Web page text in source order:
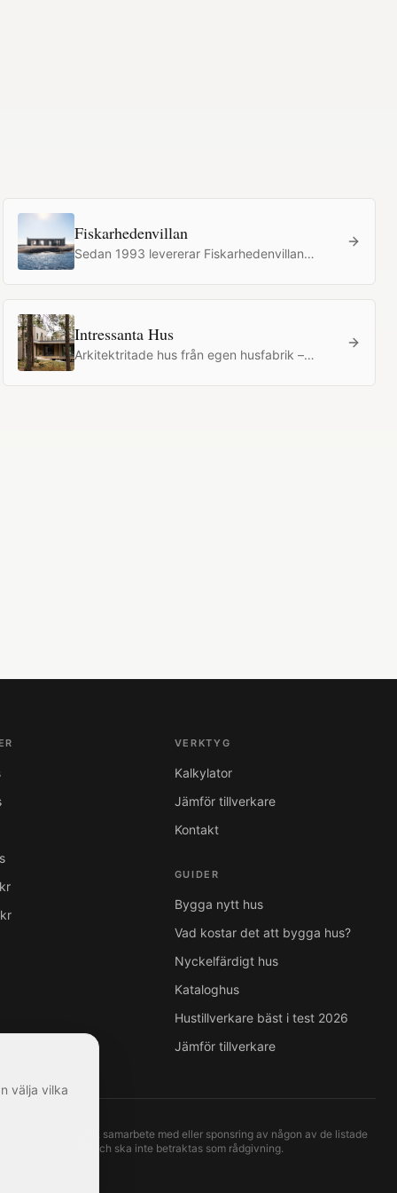
Fiskarhedenvillan
Sedan 1993 levererar Fiskarhedenvillan
skräddarsydda lösvirkeshus till kunder i
Sverige, Norge och på Åland. Hus byggs
stark hantverkstradition.
Intressanta Hus
Arkitektritade hus från egen husfabrik –
ovanliga hus till vanliga priser.
VERKTYG
Kalkylator
Jämför tillverkare
Kontakt
GUIDER
Bygga nytt hus
Vad kostar det att bygga hus?
Nyckelfärdigt hus
Kataloghus
Hustillverkare bäst i test 2026
Jämför tillverkare
koppling till, samarbete med eller sponsring av någon av de listade
källor och ska inte betraktas som rådgivning.
välja vilka